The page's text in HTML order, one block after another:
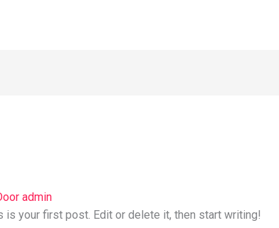
admin
is your first post. Edit or delete it, then start writing!